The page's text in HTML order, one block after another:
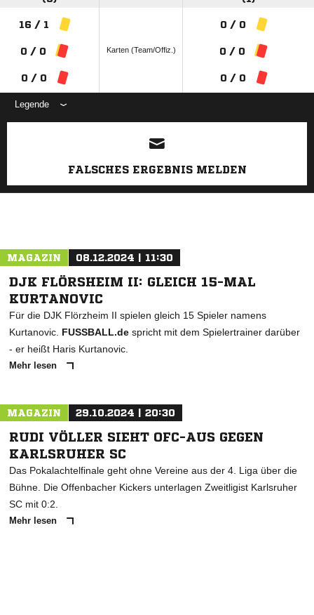
16 / 1
0 / 0
0 / 0
Karten (Team/Offiz.)
0 / 0
0 / 0
0 / 0
Legende
ANZEIGE
FALSCHES ERGEBNIS MELDEN
MAGAZIN 08.12.2024 | 11:30
DJK FLÖRSHEIM II: GLEICH 15-MAL
KURTANOVIC
Für die DJK Flörzheim II spielen gleich 15 Spieler namens
Kurtanovic. FUSSBALL.de spricht mit dem Spielertrainer darüber
- er heißt Haris Kurtanovic.
Mehr lesen
MAGAZIN 29.10.2024 | 20:30
RUDI VÖLLER SIEHT OFC-AUS GEGEN
KARLSRUHER SC
Das Pokalachtelfinale geht ohne Vereine aus der 4. Liga über die
Bühne. Die Offenbacher Kickers unterlagen Zweitligist Karlsruher
SC mit 0:2.
Mehr lesen